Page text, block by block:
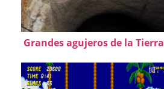
Grandes agujeros de la Tierra